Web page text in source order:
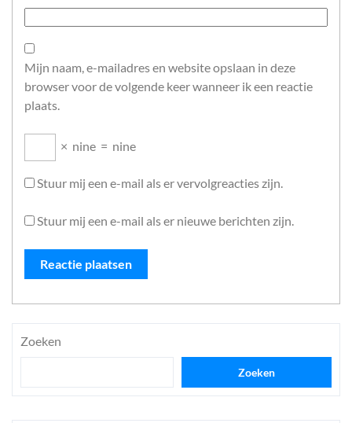
Mijn naam, e-mailadres en website opslaan in deze
browser voor de volgende keer wanneer ik een reactie
plaats.
× nine = nine
Stuur mij een e-mail als er vervolgreacties zijn.
Stuur mij een e-mail als er nieuwe berichten zijn.
Zoeken
Zoeken